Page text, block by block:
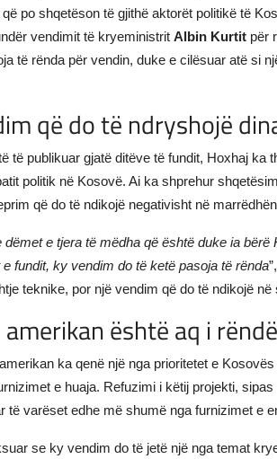
po shqetëson të gjithë aktorët politikë të
vendimit të kryeministrit Albin Kurtit për
të rënda për vendin, duke e cilësuar atë si
që do të ndryshojë
të publikuar gjatë ditëve të fundit, Hoxhaj
politik në Kosovë. Ai ka shprehur
që do të ndikojë negativisht në
dëmet e tjera të mëdha që është duke ia
fundit, ky vendim do të ketë pasoja të rënda
teknike, por një vendim që do të ndikojë
amerikan është aq i
ka qenë një nga prioritetet e
e huaja. Refuzimi i këtij projekti,
të varëset edhe më shumë nga furnizimet e
se ky vendim do të jetë një nga temat